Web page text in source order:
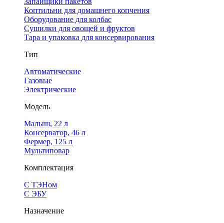
Коптильни для домашнего копчения
Оборудование для колбас
Сушилки для овощей и фруктов
Тара и упаковка для консервирования
Тип
Автоматические
Газовые
Электрические
Модель
Малыш, 22 л
Консерватор, 46 л
Фермер, 125 л
Мультиповар
Комплектация
С ТЭНом
С ЭБУ
Назначение